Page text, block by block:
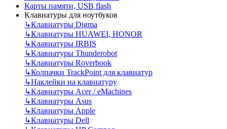
Карты памяти, USB flash
Клавиатуры для ноутбуков
↳Клавиатуры Digma
↳Клавиатуры HUAWEI, HONOR
↳Клавиатуры IRBIS
↳Клавиатуры Thunderobot
↳Клавиатуры Roverbook
↳Колпачки TrackPoint для клавиатур
↳Наклейки на клавиатуру
↳Клавиатуры Acer / eMachines
↳Клавиатуры Asus
↳Клавиатуры Apple
↳Клавиатуры Dell